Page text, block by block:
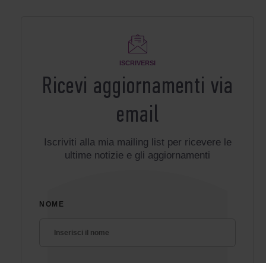
ISCRIVERSI
Ricevi aggiornamenti via
email
Iscriviti alla mia mailing list per ricevere le
ultime notizie e gli aggiornamenti
NOME